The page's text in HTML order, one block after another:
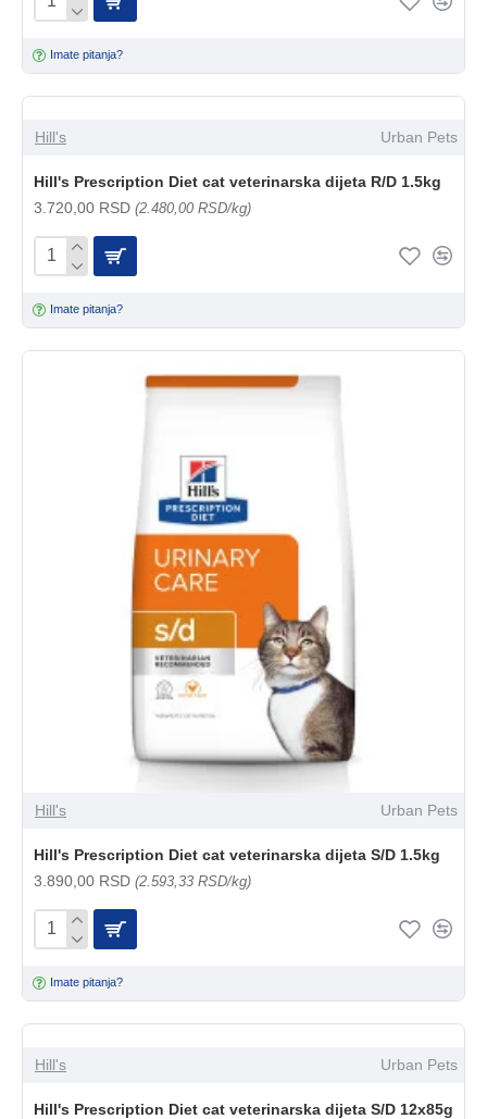
Imate pitanja?
Hill's Urban Pets
Hill's Prescription Diet cat veterinarska dijeta R/D 1.5kg
3.720,00 RSD (2.480,00 RSD/kg)
Imate pitanja?
Hill's Urban Pets
Hill's Prescription Diet cat veterinarska dijeta S/D 1.5kg
3.890,00 RSD (2.593,33 RSD/kg)
Imate pitanja?
Hill's Urban Pets
Hill's Prescription Diet cat veterinarska dijeta S/D 12x85g